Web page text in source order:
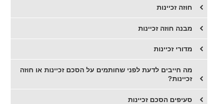
חוזה זכיינות
מבנה חוזה זכיינות
מדורי זכיינות
מה חייבים לדעת לפני שחותמים על הסכם זכיינות או חוזה
זכיינות?
סעיפים הסכם זכיינות